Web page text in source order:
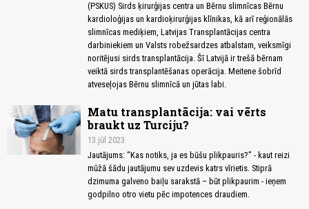
(PSKUS) Sirds ķirurģijas centra un Bērnu slimnīcas Bērnu
kardioloģijas un kardioķirurģijas klīnikas, kā arī reģionālās
slimnīcas mediķiem, Latvijas Transplantācijas centra
darbiniekiem un Valsts robežsardzes atbalstam, veiksmīgi
noritējusi sirds transplantācija. Šī Latvijā ir trešā bērnam
veiktā sirds transplantēšanas operācija. Meitene šobrīd
atveseļojas Bērnu slimnīcā un jūtas labi.
Matu transplantācija: vai vērts
braukt uz Turciju?
13.jūl 2023
Jautājums: “Kas notiks, ja es būšu plikpauris?” - kaut reizi
mūžā šādu jautājumu sev uzdevis katrs vīrietis. Stiprā
dzimuma galveno baiļu sarakstā – būt plikpaurim - ieņem
godpilno otro vietu pēc impotences draudiem.